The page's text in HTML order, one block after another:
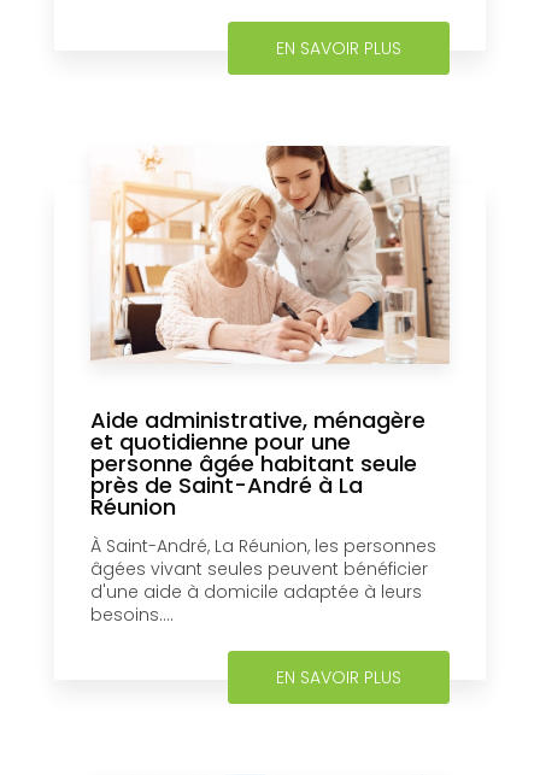
EN SAVOIR PLUS
Aide administrative, ménagère
et quotidienne pour une
personne âgée habitant seule
près de Saint-André à La
Réunion
À Saint-André, La Réunion, les personnes
âgées vivant seules peuvent bénéficier
d'une aide à domicile adaptée à leurs
besoins....
EN SAVOIR PLUS